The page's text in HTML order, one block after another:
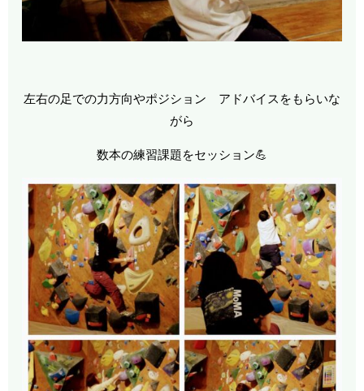
左右の足での力方向やポジション アドバイスをもらいな
がら
数本の練習課題をセッション💪